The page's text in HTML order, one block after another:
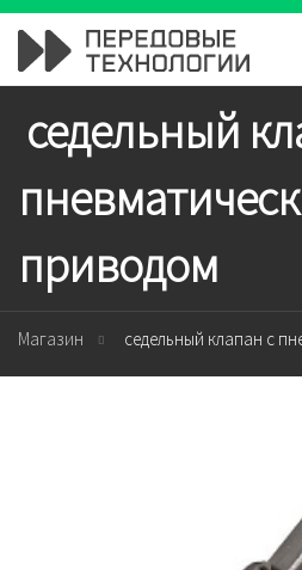
седельный
приводом
Магазин седельный клапан с